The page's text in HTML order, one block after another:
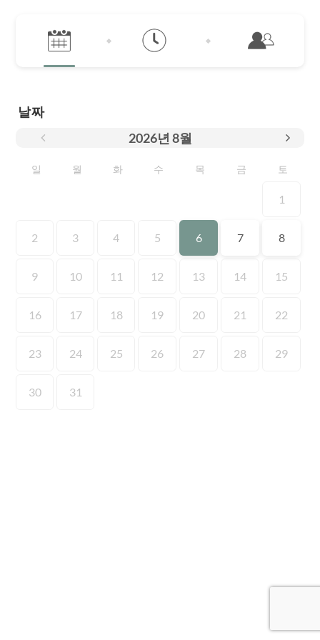
날짜
2026년 8월
일 월 화 수 목 금 토
1
2 3 4 5 6 7 8
9 10 11 12 13 14 15
16 17 18 19 20 21 22
23 24 25 26 27 28 29
30 31